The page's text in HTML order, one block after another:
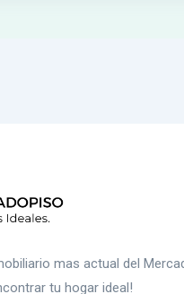
mas actual del
tu hogar ideal!